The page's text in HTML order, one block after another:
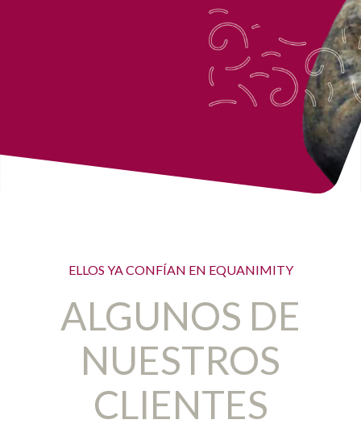
ELLOS YA CONFÍAN EN EQUANIMITY
ALGUNOS DE
NUESTROS
CLIENTES